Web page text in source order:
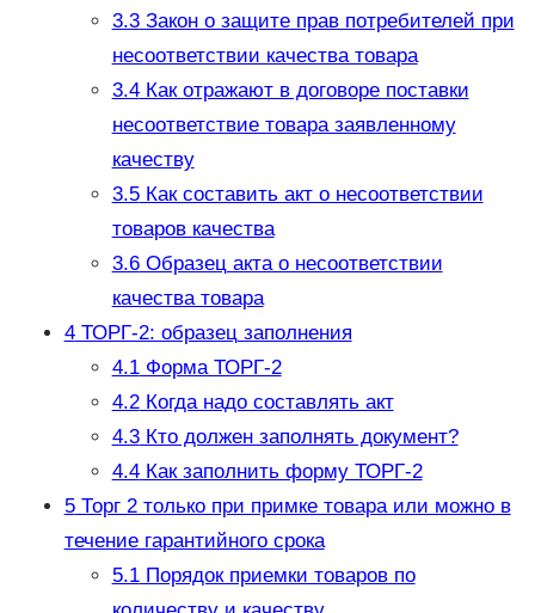
3.3Закон о защите прав потребителей при
несоответствии качества товара
3.4Как отражают в договоре поставки
несоответствие товара заявленному
качеству
3.5Как составить акт о несоответствии
товаров качества
3.6Образец акта о несоответствии
качества товара
4ТОРГ-2: образец заполнения
4.1Форма ТОРГ-2
4.2Когда надо составлять акт
4.3Кто должен заполнять документ?
4.4Как заполнить форму ТОРГ-2
5Торг 2 только при примке товара или можно в
течение гарантийного срока
5.1Порядок приемки товаров по